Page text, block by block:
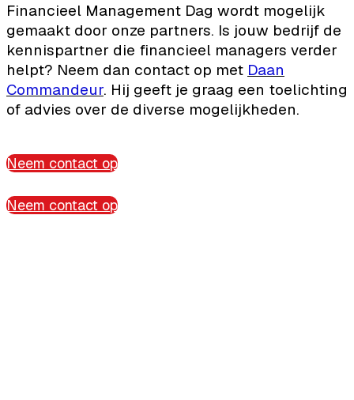
Financieel Management Dag wordt mogelijk
gemaakt door onze partners. Is jouw bedrijf de
kennispartner die financieel managers verder
helpt? Neem dan contact op met Daan
Commandeur. Hij geeft je graag een toelichting
of advies over de diverse mogelijkheden.
Neem contact op
Neem contact op